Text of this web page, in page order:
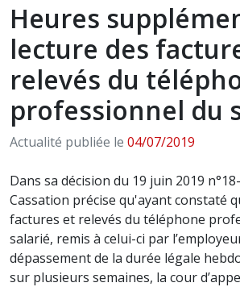
Heures
lecture des
relevés du
professionnel du
Actualité publiée le 04/07/2019
Dans sa décision du 19 juin 2019
Cassation précise qu'ayant constaté
factures et relevés du téléphone
salarié, remis à celui-ci par
dépassement de la durée légale
sur plusieurs semaines, la cour